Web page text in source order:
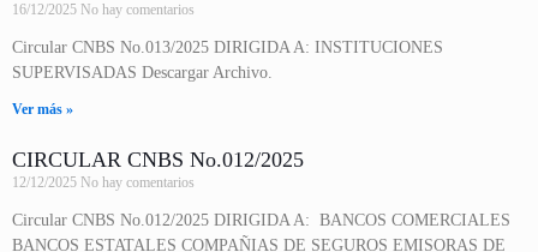
16/12/2025 No hay comentarios
Circular CNBS No.013/2025 DIRIGIDA A: INSTITUCIONES
SUPERVISADAS Descargar Archivo.
Ver más »
CIRCULAR CNBS No.012/2025
12/12/2025 No hay comentarios
Circular CNBS No.012/2025 DIRIGIDA A: BANCOS COMERCIALES
BANCOS ESTATALES COMPAÑIAS DE SEGUROS EMISORAS DE